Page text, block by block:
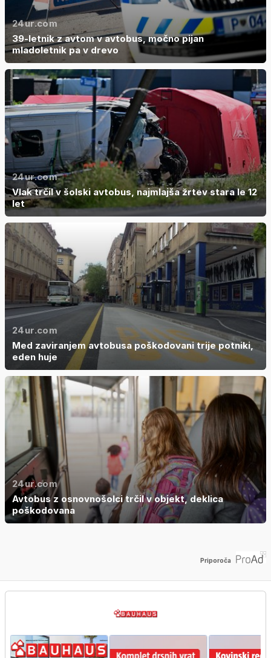
24ur.com
39-letnik z avtom v avtobus, močno pijan
mladoletnik pa v drevo
24ur.com
Vlak trčil v šolski avtobus, najmlajša žrtev stara le 12
let
24ur.com
Med zaviranjem avtobusa poškodovani trije potniki,
eden huje
24ur.com
Avtobus z osnovnošolci trčil v objekt, deklica
poškodovana
Priporoča